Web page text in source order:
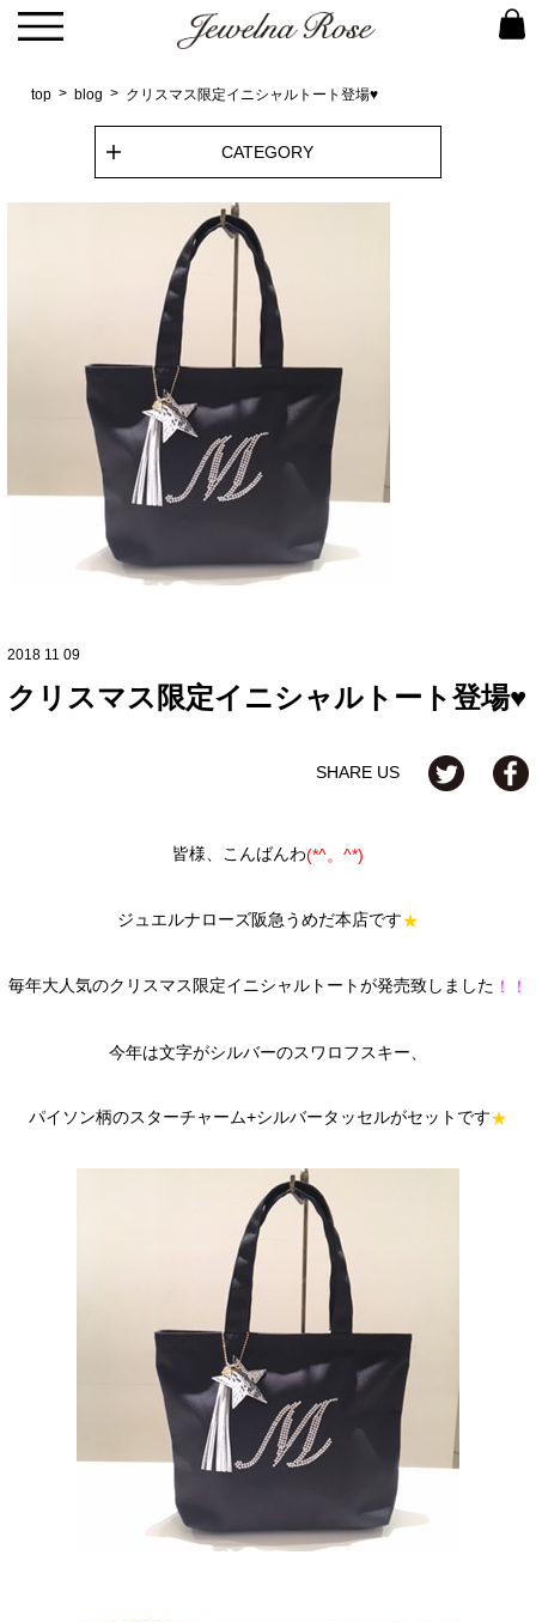
top blog クリスマス限定イニシャルトート登場♥
CATEGORY
2018 11 09
クリスマス限定イニシャルトート登場♥
SHARE US
皆様、こんばんわ(*^。^*)
ジュエルナローズ阪急うめだ本店です★
毎年大人気のクリスマス限定イニシャルトートが発売致しました ！！
今年は文字がシルバーのスワロフスキー、
パイソン柄のスターチャーム+シルバータッセルがセットです★